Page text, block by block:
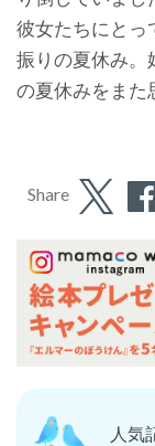
彼女たちにとっ
振りの夏休み。
の夏休みをまた
Share
人気